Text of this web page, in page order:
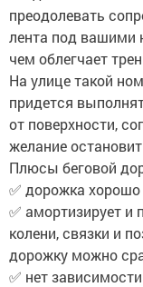
преодолевать
лента под вашими
чем облегчает
На улице такой
придется
от поверхности,
желание
Плюсы беговой
✅ дорожка хорошо
✅ амортизирует и
колени, связки и
дорожку можно
✅ нет